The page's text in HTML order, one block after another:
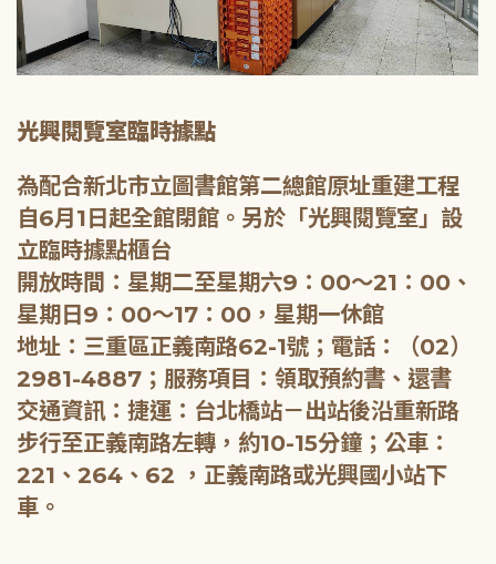
光興閱覽室臨時據點
為配合新北市立圖書館第二總館原址重建工程
自6月1日起全館閉館。另於「光興閱覽室」設
立臨時據點櫃台
開放時間：星期二至星期六9：00～21：00、
星期日9：00～17：00，星期一休館
地址：三重區正義南路62-1號；電話：（02）
2981-4887；服務項目：領取預約書、還書
交通資訊：捷運：台北橋站－出站後沿重新路
步行至正義南路左轉，約10-15分鐘；公車：
221、264、62 ，正義南路或光興國小站下
車。